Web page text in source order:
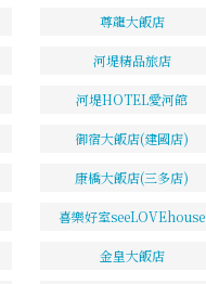
尊龍大飯店
河堤精品旅店
河堤HOTEL愛河館
御宿大飯店(建國店)
康橋大飯店(三多店)
喜樂好室seeLOVEhouse
金皇大飯店